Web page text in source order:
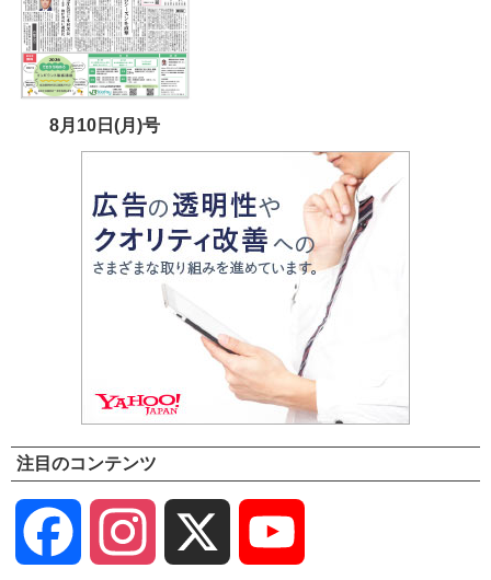
8月10日(月)号
注目のコンテンツ
Facebook Instagram